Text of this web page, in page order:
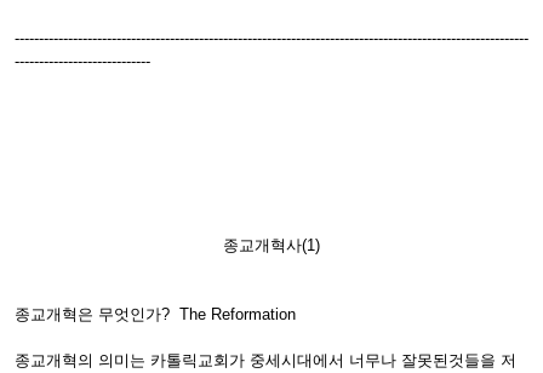
----------------------------------------------------------------------------------------------------------
----------------------------
종교개혁사(1)
종교개혁은 무엇인가? The Reformation
종교개혁의 의미는 카톨릭교회가 중세시대에서 너무나 잘못된것들을 저